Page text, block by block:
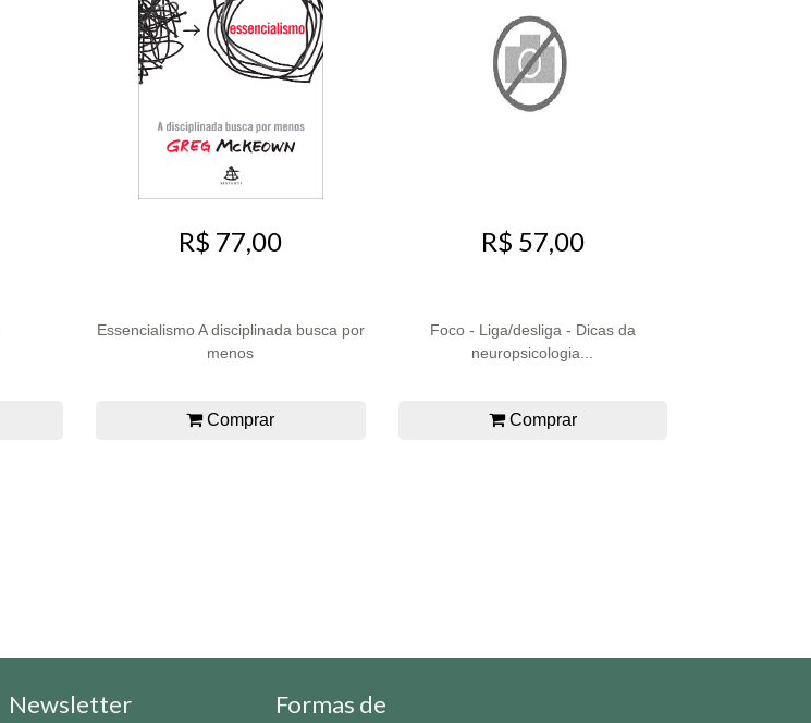
R$ 77,00
Essencialismo A disciplinada busca por
menos
Comprar
R$ 57,00
Foco - Liga/desliga - Dicas da
neuropsicologia...
Comprar
Newsletter
Formas de